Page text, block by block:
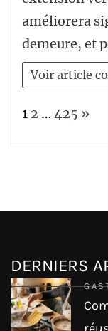
améliorera
demeure, et
Voir article
Page:
1 2 … 425 Next
»
DERNIERS